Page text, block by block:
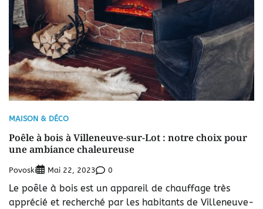
MAISON & DÉCO
Poêle à bois à Villeneuve-sur-Lot : notre choix pour
une ambiance chaleureuse
Povoski Mai 22, 2023 0
Le poêle à bois est un appareil de chauffage très
apprécié et recherché par les habitants de Villeneuve-